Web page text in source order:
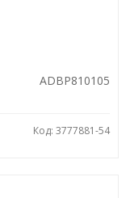
ADBP810105
Код: 3777881-54